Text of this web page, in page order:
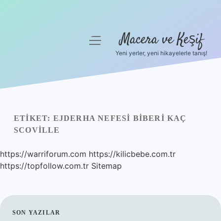
Yasal Uyarı
menüyüMacera ve Keşif
Yeni yerler, yeni hikayelerle tanış!
ETIKET: EJDERHA NEFESI BIBERI KAÇ
SCOVILLE
https://warriforum.com https://kilicbebe.com.tr
https://topfollow.com.tr Sitemap
SON YAZILAR